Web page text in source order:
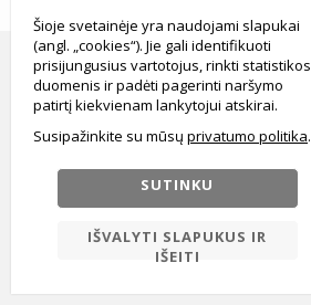
Šioje svetainėje yra naudojami slapukai
(angl. „cookies“). Jie gali identifikuoti
prisijungusius vartotojus, rinkti statistikos
duomenis ir padėti pagerinti naršymo
patirtį kiekvienam lankytojui atskirai.
Susipažinkite su mūsų privatumo politika
SUTINKU
IŠVALYTI SLAPUKUS IR
IŠEITI